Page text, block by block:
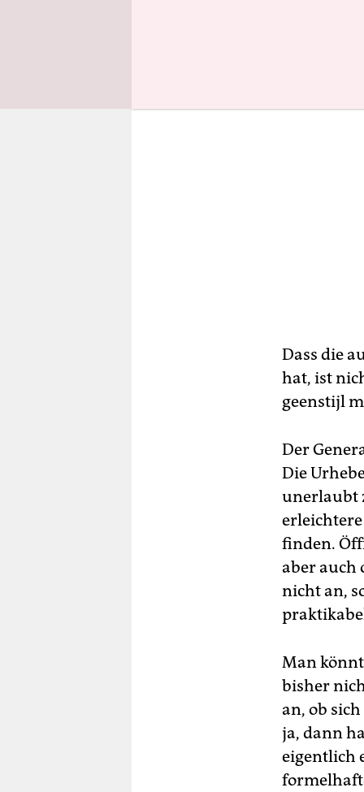
Dass die
hat, ist
geenstijl
Der
Die
unerlaubt
finden.
aber auch
nicht an,
Man
bisher
an, ob
ja, dann
eigentlich